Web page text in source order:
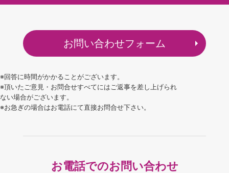
お問い合わせフォーム
※回答に時間がかかることがございます。
※頂いたご意見・お問合せすべてにはご返事を差し上げられ
ない場合がございます。
※お急ぎの場合はお電話にて直接お問合せ下さい。
お電話でのお問い合わせ